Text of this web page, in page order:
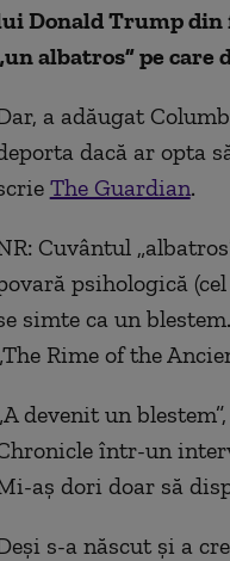
Donald Trump din
albatros” pe
a adăugat
dacă ar opta
The Guardian.
Cuvântul
psihologică
simte ca un
Rime of the
devenit un
într-un
aș dori doar să
s-a născut și a